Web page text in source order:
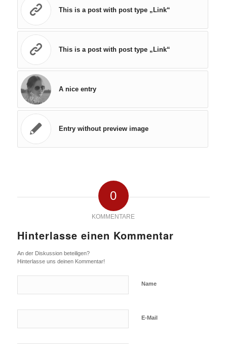
This is a post with post type „Link“
This is a post with post type „Link“
A nice entry
Entry without preview image
0
KOMMENTARE
Hinterlasse einen Kommentar
An der Diskussion beteiligen?
Hinterlasse uns deinen Kommentar!
Name
E-Mail